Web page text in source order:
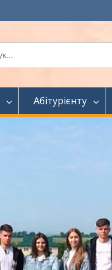
Абітурієнту